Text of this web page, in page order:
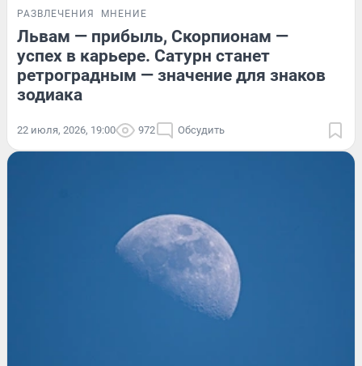
РАЗВЛЕЧЕНИЯ МНЕНИЕ
Львам — прибыль, Скорпионам —
успех в карьере. Сатурн станет
ретроградным — значение для знаков
зодиака
22 июля, 2026, 19:00 972 Обсудить